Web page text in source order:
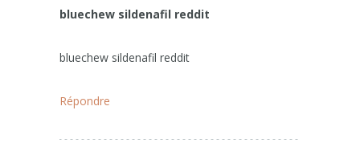
bluechew sildenafil reddit
bluechew sildenafil reddit
Répondre